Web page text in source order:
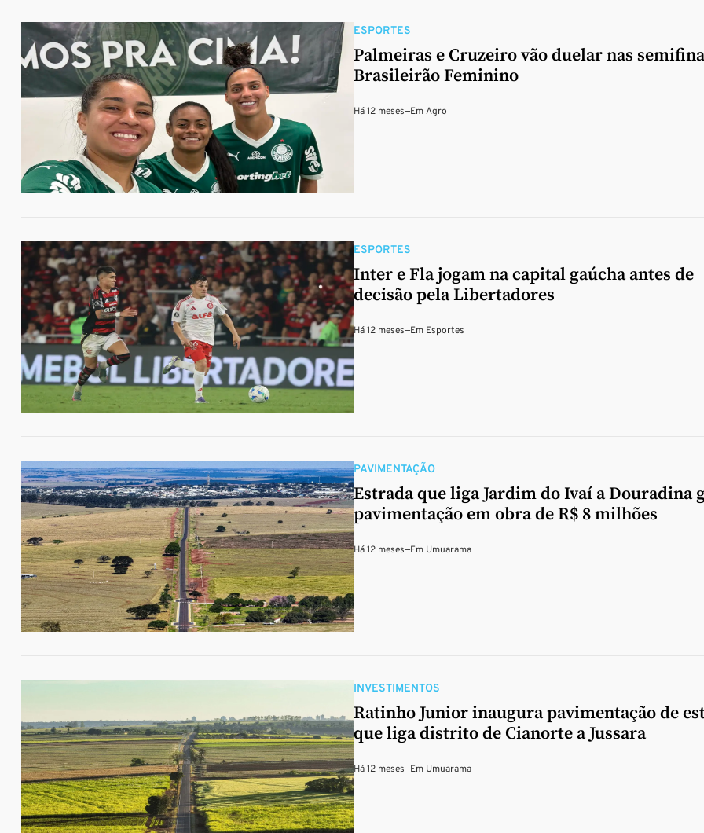
ESPORTES
Palmeiras e Cruzeiro vão duelar nas
Brasileirão Feminino
Há 12 meses—EmAgro
ESPORTES
Inter e Fla jogam na capital gaúcha antes de
decisão pela Libertadores
Há 12 meses—Em Esportes
PAVIMENTAÇÃO
Estrada que liga Jardim do Ivaí a Douradina
pavimentação em obra de R$ 8 milhões
Há 12 meses—Em Umuarama
INVESTIMENTOS
Ratinho Junior inaugura pavimentação de
que liga distrito de Cianorte a Jussara
Há 12 meses—Em Umuarama